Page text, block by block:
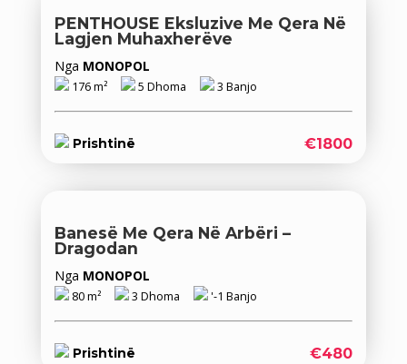
PENTHOUSE Eksluzive Me Qera Në
Lagjen Muhaxherëve
Nga MONOPOL
176 m² 5 Dhoma 3 Banjo
Prishtinë €1800
Banesë Me Qera Në Arbëri –
Dragodan
Nga MONOPOL
80 m² 3 Dhoma '-1 Banjo
Prishtinë €480